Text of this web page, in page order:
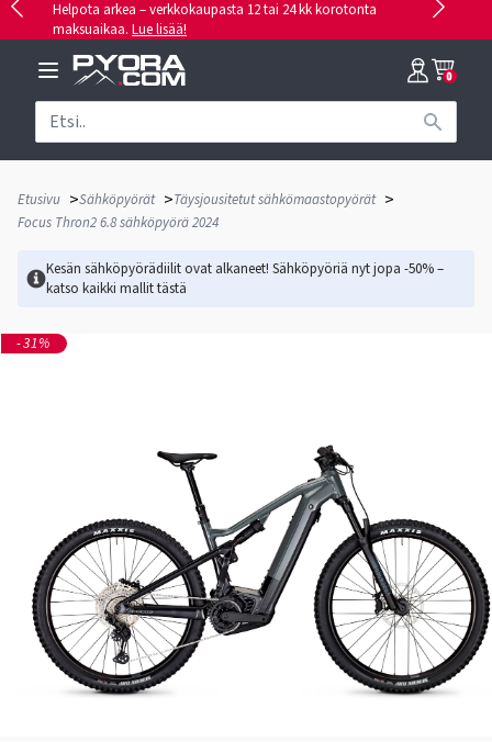
Helpota arkea – verkkokaupasta 12 tai 24 kk korotonta
maksuaikaa. Lue lisää!
0
Etusivu >Sähköpyörät >Täysjousitetut sähkömaastopyörät >
Focus Thron2 6.8 sähköpyörä 2024
Kesän sähköpyörädiilit ovat alkaneet! Sähköpyöriä nyt jopa -50% –
katso kaikki mallittästä
-31%